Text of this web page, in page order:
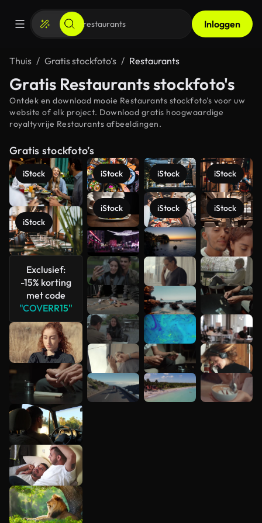
Inloggen
Thuis Gratis stockfoto’s Restaurants
Gratis Restaurants stockfoto's
Ontdek en download mooie Restaurants stockfoto's voor uw
website of elk project. Download gratis hoogwaardige
royaltyvrije Restaurants afbeeldingen.
Gratis stockfoto’s
iStock
iStock
Exclusief:
-15% korting
met code
"COVERR15"
iStock
iStock
iStock
iStock
iStock
iStock
Meer
bekijken